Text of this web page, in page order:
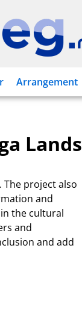
Arrangement
Lands
project also
and
the cultural
and
and add